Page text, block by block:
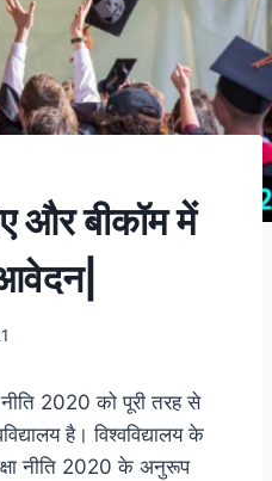
और बीकॉम में
नीति 2020 को पूरी तरह से
है। विश्वविद्यालय के
नीति 2020 के अनुरूप